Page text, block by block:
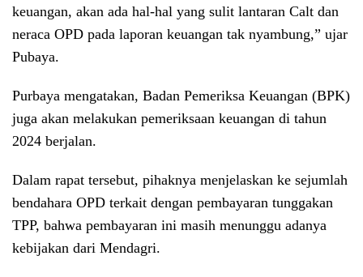
keuangan, akan ada hal-hal yang sulit lantaran Calt dan
neraca OPD pada laporan keuangan tak nyambung,” ujar
Pubaya.
Purbaya mengatakan, Badan Pemeriksa Keuangan (BPK)
juga akan melakukan pemeriksaan keuangan di tahun
2024 berjalan.
Dalam rapat tersebut, pihaknya menjelaskan ke sejumlah
bendahara OPD terkait dengan pembayaran tunggakan
TPP, bahwa pembayaran ini masih menunggu adanya
kebijakan dari Mendagri.